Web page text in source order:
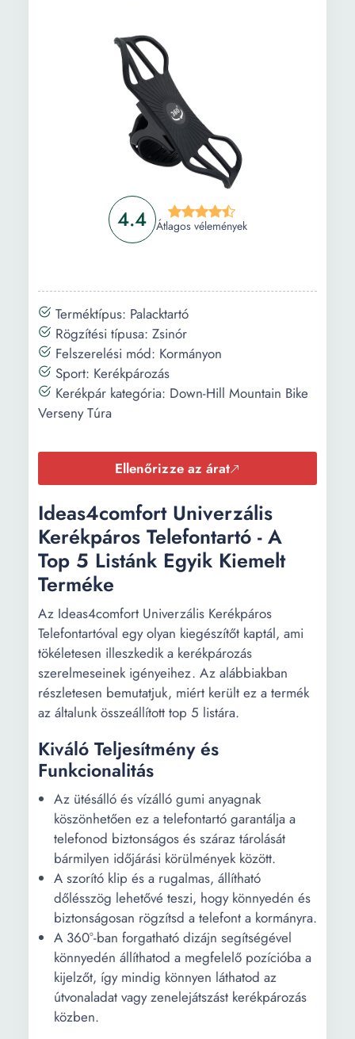
4.4 Átlagos vélemények
Terméktípus: Palacktartó
Rögzítési típusa: Zsinór
Felszerelési mód: Kormányon
Sport: Kerékpározás
Kerékpár kategória: Down-Hill Mountain Bike
Verseny Túra
Ellenőrizze az árat
Ideas4comfort Univerzális
Kerékpáros Telefontartó - A
Top 5 Listánk Egyik Kiemelt
Terméke
Az Ideas4comfort Univerzális Kerékpáros
Telefontartóval egy olyan kiegészítőt kaptál, ami
tökéletesen illeszkedik a kerékpározás
szerelmeseinek igényeihez. Az alábbiakban
részletesen bemutatjuk, miért került ez a termék
az általunk összeállított top 5 listára.
Kiváló Teljesítmény és
Funkcionalitás
Az ütésálló és vízálló gumi anyagnak
köszönhetően ez a telefontartó garantálja a
telefonod biztonságos és száraz tárolását
bármilyen időjárási körülmények között.
A szorító klip és a rugalmas, állítható
dőlésszög lehetővé teszi, hogy könnyedén és
biztonságosan rögzítsd a telefont a kormányra.
A 360°-ban forgatható dizájn segítségével
könnyedén állíthatod a megfelelő pozícióba a
kijelzőt, így mindig könnyen láthatod az
útvonaladat vagy zenelejátszást kerékpározás
közben.